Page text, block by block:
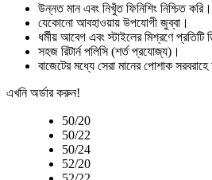
উন্নত মান এবং নিখুঁত ফিনিশিং নিশ্চিত করি।
যেকোনো আবহাওয়ায় উপযোগী জুব্বা।
ধর্মীয় আবেগ এবং স্টাইলের মিশ্রণে প্রতিটি
সহজ রিটার্ন পলিসি (শর্ত প্রযোজ্য)।
বাজেটের মধ্যে সেরা মানের পোশাক সরবরাহে
এখনি অর্ডার করুন!
50/20
50/22
50/24
52/20